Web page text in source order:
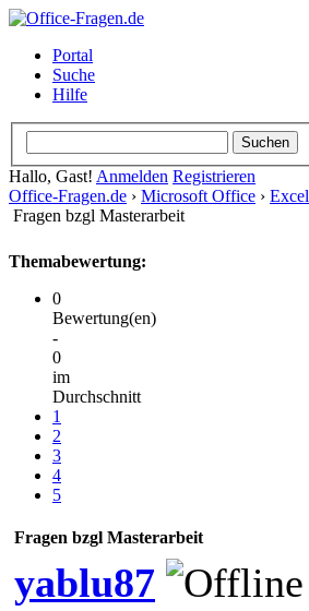
Portal
Suche
Hilfe
Hallo, Gast! Anmelden Registrieren
Office-Fragen.de › Microsoft Office › Excel
Fragen bzgl Masterarbeit
Themabewertung:
0
Bewertung(en)
-
0
im
Durchschnitt
1
2
3
4
5
Fragen bzgl Masterarbeit
yablu87